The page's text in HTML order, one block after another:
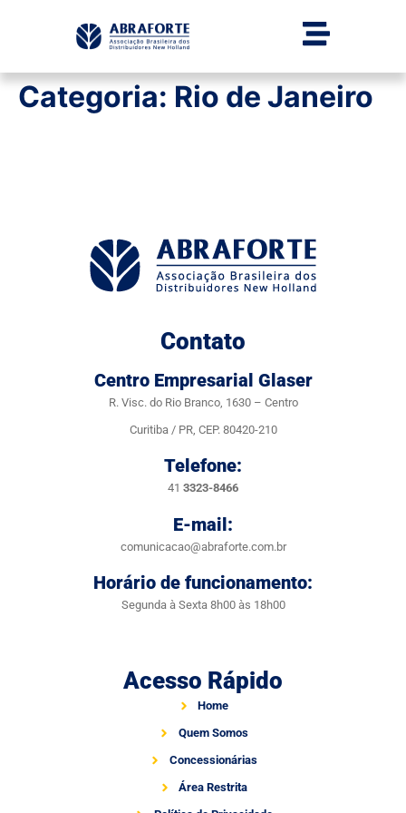
Categoria: Rio de Janeiro
Contato
Centro Empresarial Glaser
R. Visc. do Rio Branco, 1630 – Centro
Curitiba / PR, CEP. 80420-210
Telefone:
41 3323-8466
E-mail:
comunicacao@abraforte.com.br
Horário de funcionamento:
Segunda à Sexta 8h00 às 18h00
Acesso Rápido
Home
Quem Somos
Concessionárias
Área Restrita